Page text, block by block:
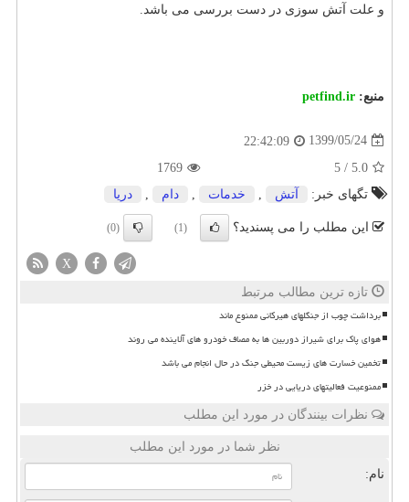
و علت آتش سوزی در دست بررسی می باشد.
منبع: petfind.ir
1399/05/24
22:42:09
5.0
/
5
1769
تگهای خبر:
آتش خدمات دام دریا
این مطلب را می پسندید؟ (1)
(0)
X
تازه ترین مطالب مرتبط
برداشت چوب از جنگلهای هیرکانی ممنوع ماند
هوای پاک برای شیراز دوربین ها به مصاف خودرو های آلاینده می روند
تخمین خسارت های زیست محیطی جنگ در حال انجام می باشد
ممنوعیت فعالیتهای دریایی در خزر
نظرات بینندگان در مورد این مطلب
نظر شما در مورد این مطلب
نام: